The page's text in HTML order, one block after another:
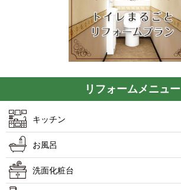
リフォームメニュー
キッチン
お風呂
洗面化粧台